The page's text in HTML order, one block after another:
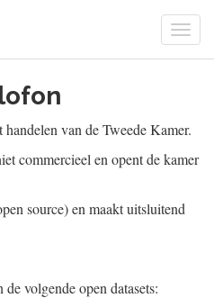
van de Tweede Kamer.
commercieel en opent de kamer
source) en maakt uitsluitend
volgende open datasets: